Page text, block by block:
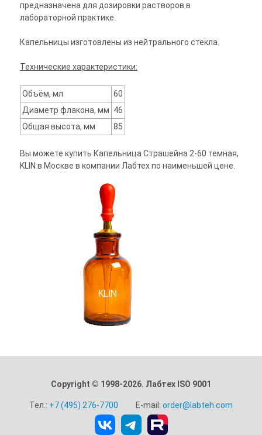
предназначена для дозировки растворов в
лабораторной практике.
Капельницы изготовлены из нейтрального стекла.
Технические характеристики:
Объём, мл
60
Диаметр флакона, мм 46
Общая высота, мм
85
Вы можете купить Капельница Страшейна 2-60 темная,
KLIN в Москве в компании Лабтех по наименьшей цене.
Copyright © 1998-2026. Лабтех ISO 9001
Тел.: +7 (495) 276-7700 E-mail: order@labteh.com